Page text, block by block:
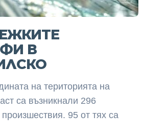
В
на територията на
са възникнали 296
95 от тях са